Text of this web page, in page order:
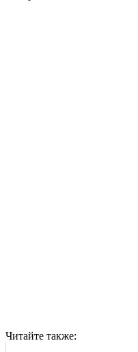
Читайте также: